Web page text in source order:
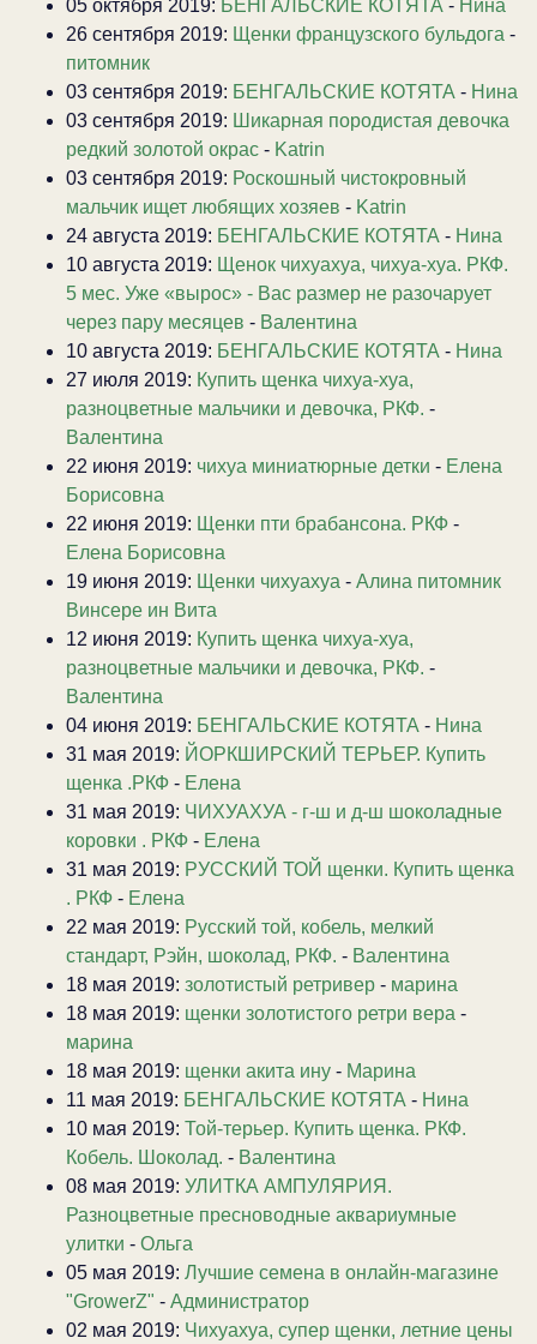
05 октября 2019: БЕНГАЛЬСКИЕ КОТЯТА - Нина
26 сентября 2019: Щенки французского бульдога -
питомник
03 сентября 2019: БЕНГАЛЬСКИЕ КОТЯТА - Нина
03 сентября 2019: Шикарная породистая девочка
редкий золотой окрас - Katrin
03 сентября 2019: Роскошный чистокровный
мальчик ищет любящих хозяев - Katrin
24 августа 2019: БЕНГАЛЬСКИЕ КОТЯТА - Нина
10 августа 2019: Щенок чихуахуа, чихуа-хуа. РКФ.
5 мес. Уже «вырос» - Вас размер не разочарует
через пару месяцев - Валентина
10 августа 2019: БЕНГАЛЬСКИЕ КОТЯТА - Нина
27 июля 2019: Купить щенка чихуа-хуа,
разноцветные мальчики и девочка, РКФ. -
Валентина
22 июня 2019: чихуа миниатюрные детки - Елена
Борисовна
22 июня 2019: Щенки пти брабансона. РКФ -
Елена Борисовна
19 июня 2019: Щенки чихуахуа - Алина питомник
Винсере ин Вита
12 июня 2019: Купить щенка чихуа-хуа,
разноцветные мальчики и девочка, РКФ. -
Валентина
04 июня 2019: БЕНГАЛЬСКИЕ КОТЯТА - Нина
31 мая 2019: ЙОРКШИРСКИЙ ТЕРЬЕР. Купить
щенка .РКФ - Елена
31 мая 2019: ЧИХУАХУА - г-ш и д-ш шоколадные
коровки . РКФ - Елена
31 мая 2019: РУССКИЙ ТОЙ щенки. Купить щенка
. РКФ - Елена
22 мая 2019: Русский той, кобель, мелкий
стандарт, Рэйн, шоколад, РКФ. - Валентина
18 мая 2019: золотистый ретривер - марина
18 мая 2019: щенки золотистого ретри вера -
марина
18 мая 2019: щенки акита ину - Марина
11 мая 2019: БЕНГАЛЬСКИЕ КОТЯТА - Нина
10 мая 2019: Той-терьер. Купить щенка. РКФ.
Кобель. Шоколад. - Валентина
08 мая 2019: УЛИТКА АМПУЛЯРИЯ.
Разноцветные пресноводные аквариумные
улитки - Ольга
05 мая 2019: Лучшие семена в онлайн-магазине
"GrowerZ" - Администратор
02 мая 2019: Чихуахуа, супер щенки, летние цены